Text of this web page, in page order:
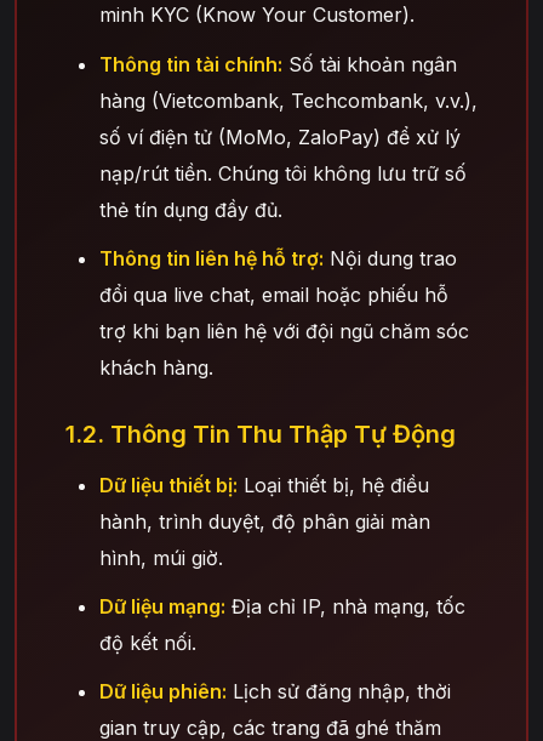
minh KYC (Know Your Customer).
Thông tin tài chính: Số tài khoản ngân
hàng (Vietcombank, Techcombank, v.v.),
số ví điện tử (MoMo, ZaloPay) để xử lý
nạp/rút tiền. Chúng tôi không lưu trữ số
thẻ tín dụng đầy đủ.
Thông tin liên hệ hỗ trợ: Nội dung trao
đổi qua live chat, email hoặc phiếu hỗ
trợ khi bạn liên hệ với đội ngũ chăm sóc
khách hàng.
1.2. Thông Tin Thu Thập Tự Động
Dữ liệu thiết bị: Loại thiết bị, hệ điều
hành, trình duyệt, độ phân giải màn
hình, múi giờ.
Dữ liệu mạng: Địa chỉ IP, nhà mạng, tốc
độ kết nối.
Dữ liệu phiên: Lịch sử đăng nhập, thời
gian truy cập, các trang đã ghé thăm